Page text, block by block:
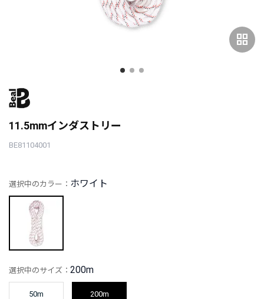
grid_view
11.5mmインダストリー
BE81104001
選択中のカラー： ホワイト
選択中のサイズ： 200m
50m 200m